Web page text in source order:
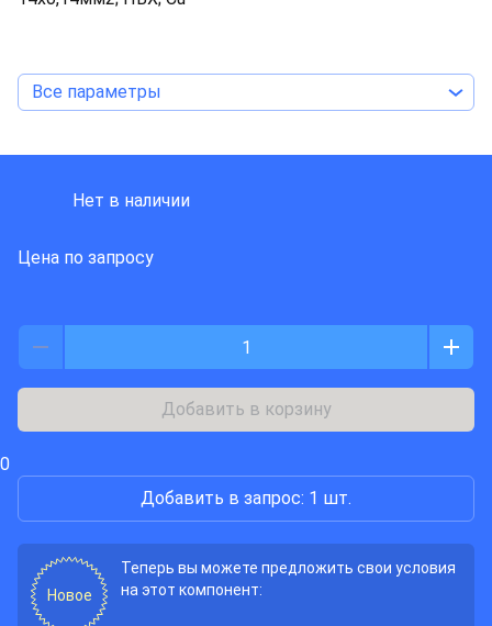
Все параметры
Нет в наличии
Цена по запросу
Добавить в корзину
0
Добавить в запрос: 1 шт.
Новое
Теперь вы можете предложить свои условия
на этот компонент: